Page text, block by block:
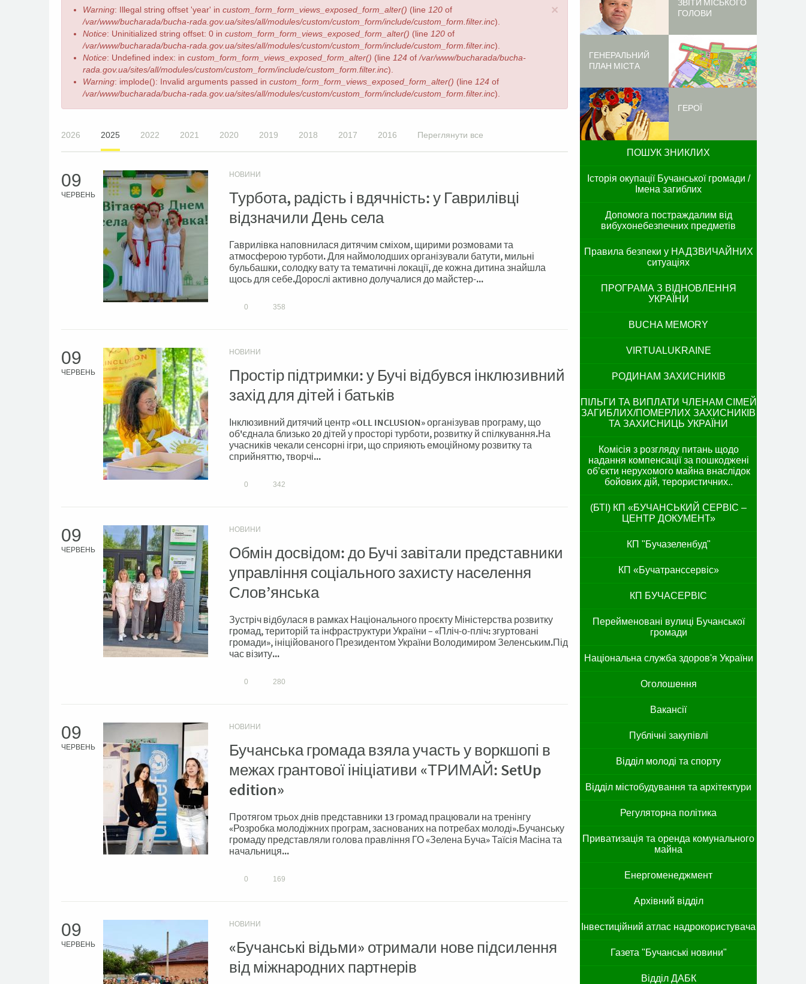
×
Повідомлення
про
помилку
Warning: Illegal string offset 'year' in custom_form_form_views_exposed_form_alter() (line 120 of
/var/www/bucharada/bucha-rada.gov.ua/sites/all/modules/custom/custom_form/include/custom_form.filter.inc).
Notice: Uninitialized string offset: 0 in custom_form_form_views_exposed_form_alter() (line 120 of
/var/www/bucharada/bucha-rada.gov.ua/sites/all/modules/custom/custom_form/include/custom_form.filter.inc).
Notice: Undefined index: in custom_form_form_views_exposed_form_alter() (line 124 of /var/www/bucharada/bucha-
rada.gov.ua/sites/all/modules/custom/custom_form/include/custom_form.filter.inc).
Warning: implode(): Invalid arguments passed in custom_form_form_views_exposed_form_alter() (line 124 of
/var/www/bucharada/bucha-rada.gov.ua/sites/all/modules/custom/custom_form/include/custom_form.filter.inc).
2026 2025 2022 2021 2020 2019 2018 2017 2016 Переглянути все
09
ЧЕРВЕНЬ
НОВИНИ
Турбота, радість і вдячність: у Гаврилівці
відзначили День села
Гаврилівка наповнилася дитячим сміхом, щирими розмовами та
атмосферою турботи. Для наймолодших організували батути, мильні
бульбашки, солодку вату та тематичні локації, де кожна дитина знайшла
щось для себе.Дорослі активно долучалися до майстер-...
0 358
09
ЧЕРВЕНЬ
НОВИНИ
Простір підтримки: у Бучі відбувся інклюзивний
захід для дітей і батьків
Інклюзивний дитячий центр «OLL INCLUSION» організував програму, що
об'єднала близько 20 дітей у просторі турботи, розвитку й спілкування.На
учасників чекали сенсорні ігри, що сприяють емоційному розвитку та
сприйняттю, творчі...
0 342
09
ЧЕРВЕНЬ
НОВИНИ
Обмін досвідом: до Бучі завітали представники
управління соціального захисту населення
Слов’янська
Зустріч відбулася в рамках Національного проєкту Міністерства розвитку
громад, територій та інфраструктури України – «Пліч-о-пліч: згуртовані
громади», ініційованого Президентом України Володимиром Зеленським.Під
час візиту...
0 280
09
ЧЕРВЕНЬ
НОВИНИ
Бучанська громада взяла участь у воркшопі в
межах грантової ініціативи «ТРИМАЙ: SetUp
edition»
Протягом трьох днів представники 13 громад працювали на тренінгу
«Розробка молодіжних програм, заснованих на потребах молоді».Бучанську
громаду представляли голова правління ГО «Зелена Буча» Таїсія Масіна та
начальниця...
0 169
09
ЧЕРВЕНЬ
НОВИНИ
«Бучанські відьми» отримали нове підсилення
від міжнародних партнерів
ЗВІТИ МІСЬКОГО
ГОЛОВИ
ГЕНЕРАЛЬНИЙ
ПЛАН МІСТА
ГЕРОЇ
ПОШУК ЗНИКЛИХ
Історія окупації Бучанської громади /
Імена загиблих
Допомога постраждалим від
вибухонебезпечних предметів
Правила безпеки у НАДЗВИЧАЙНИХ
ситуаціях
ПРОГРАМА З ВІДНОВЛЕННЯ
УКРАЇНИ
BUCHA MEMORY
VIRTUALUKRAINE
РОДИНАМ ЗАХИСНИКІВ
ПІЛЬГИ ТА ВИПЛАТИ ЧЛЕНАМ СІМЕЙ
ЗАГИБЛИХ/ПОМЕРЛИХ ЗАХИСНИКІВ
ТА ЗАХИСНИЦЬ УКРАЇНИ
Комісія з розгляду питань щодо
надання компенсації за пошкоджені
об’єкти нерухомого майна внаслідок
бойових дій, терористичних..
(БТІ) КП «БУЧАНСЬКИЙ СЕРВІС –
ЦЕНТР ДОКУМЕНТ»
КП "Бучазеленбуд"
КП «Бучатранссервіс»
КП БУЧАСЕРВІС
Перейменовані вулиці Бучанської
громади
Національна служба здоров'я України
Оголошення
Вакансії
Публічні закупівлі
Відділ молоді та спорту
Відділ містобудування та архітектури
Регуляторна політика
Приватизація та оренда комунального
майна
Енергоменеджмент
Архівний відділ
Інвестиційний атлас надрокористувача
Газета "Бучанські новини"
Відділ ДАБК